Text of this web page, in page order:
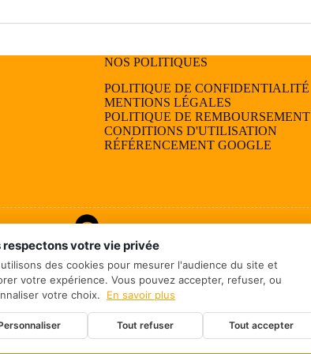
NOS POLITIQUES
POLITIQUE DE CONFIDENTIALITÉ
MENTIONS LÉGALES
POLITIQUE DE REMBOURSEMENT
CONDITIONS D'UTILISATION
RÉFÉRENCEMENT GOOGLE
respectons votre vie privée
des cookies pour mesurer l'audience du site et
votre expérience. Vous pouvez accepter, refuser, ou
votre choix.
En savoir plus
Tout refuser Tout accepter